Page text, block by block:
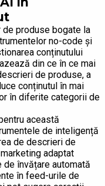
produse bogate la
no-code și
conținutului
din ce în ce mai
de produse, a
conținutul în mai
în diferite categorii de
această
de inteligență
de descrieri de
adaptat
învățare automată
în feed-urile de